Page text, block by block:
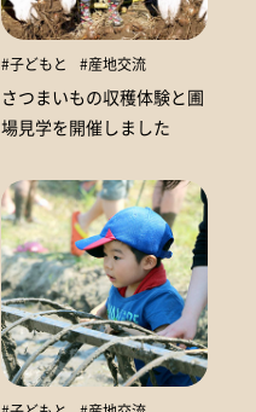
#子どもと #産地交流
さつまいもの収穫体験と圃
場見学を開催しました